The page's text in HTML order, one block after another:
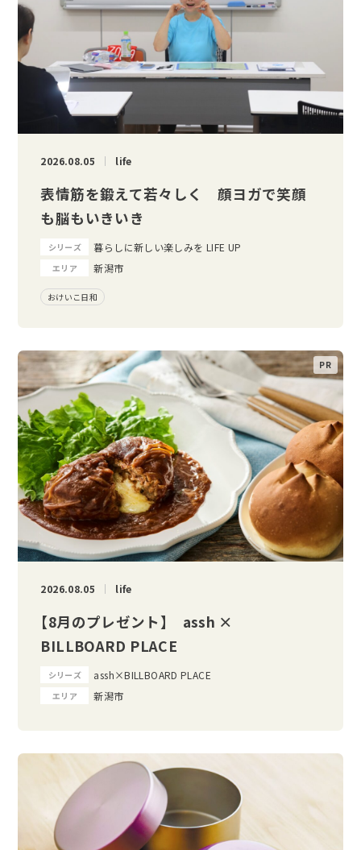
2026.08.05 life
表情筋を鍛えて若々しく 顔ヨガで笑顔
も脳もいきいき
シリーズ 暮らしに新しい楽しみを LIFE UP
エリア 新潟市
おけいこ日和
2026.08.05 life
【8月のプレゼント】 assh ×
BILLBOARD PLACE
シリーズ assh×BILLBOARD PLACE
エリア 新潟市